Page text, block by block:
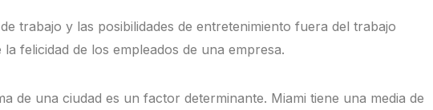
trabajo y las posibilidades de entretenimiento fuera del trabajo
felicidad de los empleados de una empresa.
de una ciudad es un factor determinante. Miami tiene una media de